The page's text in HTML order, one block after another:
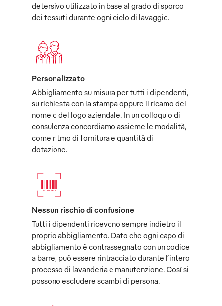
detersivo utilizzato in base al grado di sporco
dei tessuti durante ogni ciclo di lavaggio.
Personalizzato
Abbigliamento su misura per tutti i dipendenti,
su richiesta con la stampa oppure il ricamo del
nome o del logo aziendale. In un colloquio di
consulenza concordiamo assieme le modalità,
come ritmo di fornitura e quantità di
dotazione.
Nessun rischio di confusione
Tutti i dipendenti ricevono sempre indietro il
proprio abbigliamento. Dato che ogni capo di
abbigliamento è contrassegnato con un codice
a barre, può essere rintracciato durante l’intero
processo di lavanderia e manutenzione. Così si
possono escludere scambi di persona.